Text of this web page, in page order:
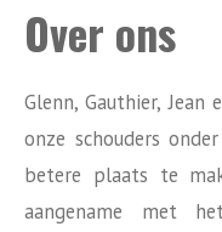
Over ons
Glenn, Gauthier, Jean
onze schouders
betere plaats te
aangename met